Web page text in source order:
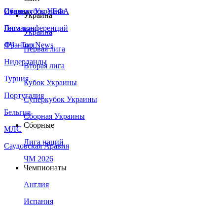
Сборная Украины
Италия
Германия
Франция
Нидерланды
Турция
Португалия
Бельгия
МЛС
Саудовская Аравия
Суперкубок УЕФА
Лига конференций
ЛЧ - Top News
Украина
Украина
Первая лига
Вторая лига
Кубок Украины
Суперкубок Украины
Сборная Украины
Сборные
Лига наций
ЧМ 2026
Чемпионаты
Англия
Испания